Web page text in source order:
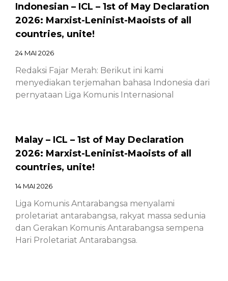
Indonesian – ICL – 1st of May Declaration
2026: Marxist-Leninist-Maoists of all
countries, unite!
24 MAI 2026
Redaksi Fajar Merah: Berikut ini kami
menyediakan terjemahan bahasa Indonesia dari
pernyataan Liga Komunis Internasional
Malay – ICL – 1st of May Declaration
2026: Marxist-Leninist-Maoists of all
countries, unite!
14 MAI 2026
Liga Komunis Antarabangsa menyalami
proletariat antarabangsa, rakyat massa sedunia
dan Gerakan Komunis Antarabangsa sempena
Hari Proletariat Antarabangsa.